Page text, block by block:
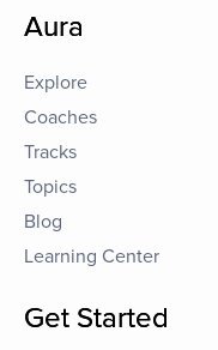
Aura
Explore
Coaches
Tracks
Topics
Blog
Learning Center
Get Started